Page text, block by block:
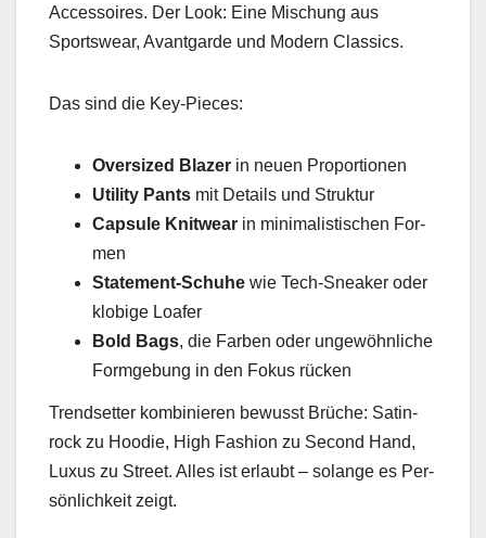
Acces­soires. Der Look: Eine Mis­chung aus
Sports­wear, Avant­garde und Mod­ern Clas­sics.
Das sind die Key-Pieces:
Over­sized Blaz­er in neuen Pro­por­tio­nen
Util­i­ty Pants mit Details und Struk­tur
Cap­sule Knitwear in min­i­mal­is­tis­chen For­
men
State­ment-Schuhe wie Tech-Sneak­er oder
klo­bige Loafer
Bold Bags, die Far­ben oder ungewöhn­liche
For­mge­bung in den Fokus rück­en
Trend­set­ter kom­binieren bewusst Brüche: Sat­in­
rock zu Hood­ie, High Fash­ion zu Sec­ond Hand,
Luxus zu Street. Alles ist erlaubt – solange es Per­
sön­lichkeit zeigt.